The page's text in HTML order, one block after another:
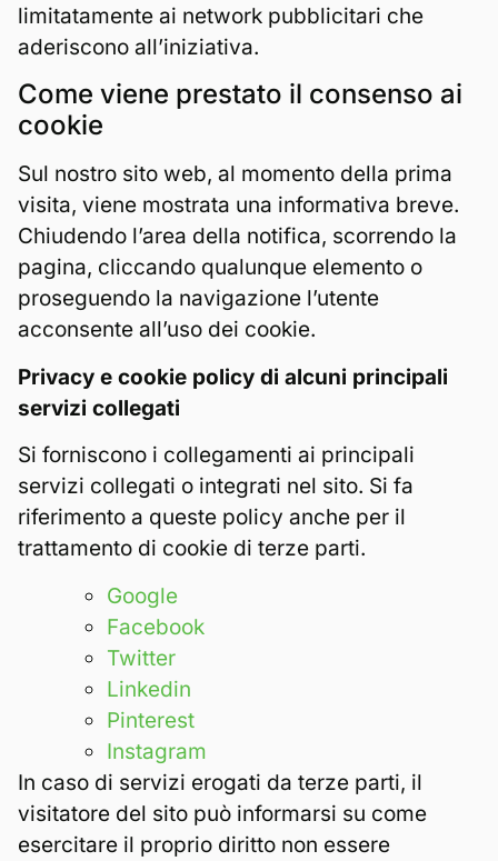
limitatamente ai network pubblicitari che
aderiscono all’iniziativa.
Come viene prestato il consenso ai
cookie
Sul nostro sito web, al momento della prima
visita, viene mostrata una informativa breve.
Chiudendo l’area della notifica, scorrendo la
pagina, cliccando qualunque elemento o
proseguendo la navigazione l’utente
acconsente all’uso dei cookie.
Privacy e cookie policy di alcuni principali
servizi collegati
Si forniscono i collegamenti ai principali
servizi collegati o integrati nel sito. Si fa
riferimento a queste policy anche per il
trattamento di cookie di terze parti.
Google
Facebook
Twitter
Linkedin
Pinterest
Instagram
In caso di servizi erogati da terze parti, il
visitatore del sito può informarsi su come
esercitare il proprio diritto non essere